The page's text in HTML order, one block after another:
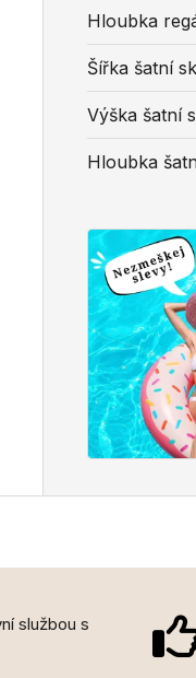
Hloubka
Šířka šatní
Výška šatní
Hloubka
službou s